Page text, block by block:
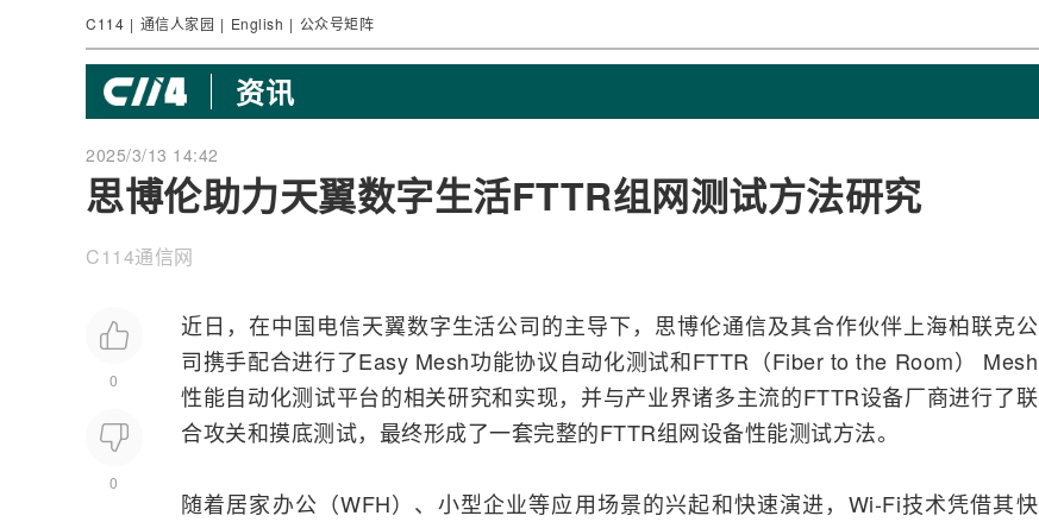
C114 | 通信人家园 | English | 公众号矩阵
资讯
2025/3/13 14:42
思博伦助力天翼数字生活FTTR组网测试方法研究
C114通信网
0
0
近日，在中国电信天翼数字生活公司的主导下， 思博伦通信及其合作伙伴上海柏联克公
司携手配合进行了Easy Mesh功能协议自动化测试和FTTR （Fiber to the Room） Mesh
性能自动化测试平台的相关研究和实现，并与产业界诸多主流的FTTR设备厂商进行了联
合攻关和摸底测试，最终形成了一套完整的FTTR组网设备性能测试方法。
随着居家办公（WFH）、小型企业等应用场景的兴起和快速演进， Wi-Fi技术凭借其快